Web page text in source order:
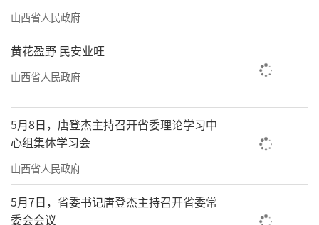
山西省人民政府
黄花盈野 民安业旺
山西省人民政府
5月8日，唐登杰主持召开省委理论学习中
心组集体学习会
山西省人民政府
5月7日，省委书记唐登杰主持召开省委常
委会会议